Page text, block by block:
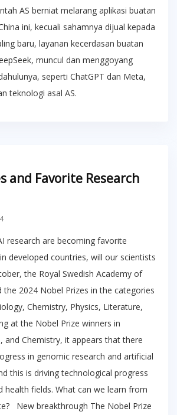
AS berniat melarang aplikasi buatan
ini, kecuali sahamnya dijual kepada
baru, layanan kecerdasan buatan
muncul dan menggoyang
seperti ChatGPT dan Meta,
teknologi asal AS.
and Favorite Research
research are becoming favorite
developed countries, will our scientists
the Royal Swedish Academy of
the 2024 Nobel Prizes in the categories
Chemistry, Physics, Literature,
at the Nobel Prize winners in
and Chemistry, it appears that there
in genomic research and artificial
this is driving technological progress
health fields. What can we learn from
New breakthrough The Nobel Prize